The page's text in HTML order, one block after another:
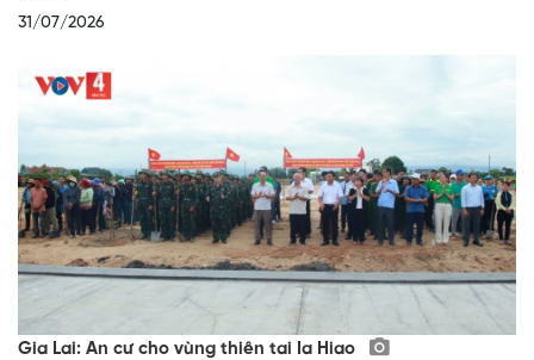
31/07/2026
Gia Lai: An cư cho vùng thiên tai Ia Hiao